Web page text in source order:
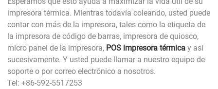
impresora térmica. Mientras todavía coleando, usted puede
contar con más de la impresora, tales como la etiqueta de
la impresora de código de barras, impresora de quiosco,
micro panel de la impresora, POS impresora térmica y así
sucesivamente. Y usted puede llamar a nuestro equipo de
soporte o por correo electrónico a nosotros.
Tel: +86-592-5517253